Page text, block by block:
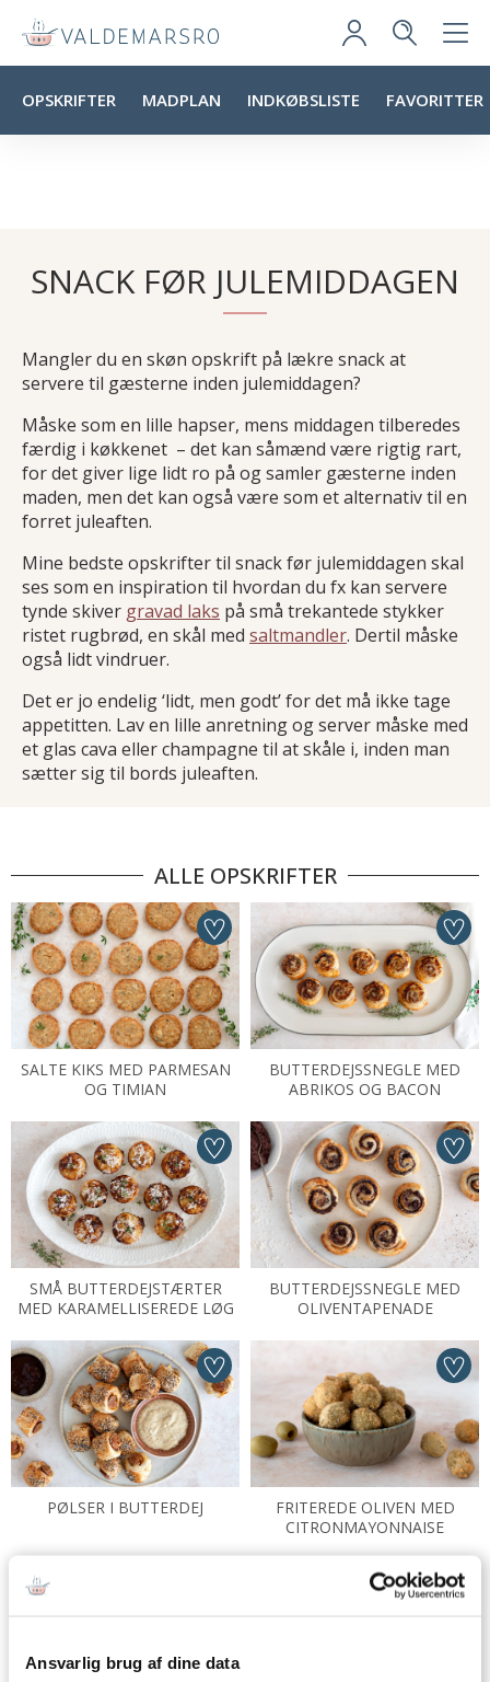
Ansvarlig brug af dine data
OPSKRIFTER MADPLAN INDKØBSLISTE FAVORITTER
SNACK FØR JULEMIDDAGEN
Mangler du en skøn opskrift på lækre snack at
servere til gæsterne inden julemiddagen?
Måske som en lille hapser, mens middagen tilberedes
færdig i køkkenet – det kan såmænd være rigtig rart,
for det giver lige lidt ro på og samler gæsterne inden
maden, men det kan også være som et alternativ til en
forret juleaften.
Mine bedste opskrifter til snack før julemiddagen skal
ses som en inspiration til hvordan du fx kan servere
tynde skiver gravad laks på små trekantede stykker
ristet rugbrød, en skål med saltmandler. Dertil måske
også lidt vindruer.
Det er jo endelig ‘lidt, men godt’ for det må ikke tage
appetitten. Lav en lille anretning og server måske med
et glas cava eller champagne til at skåle i, inden man
sætter sig til bords juleaften.
ALLE OPSKRIFTER
SALTE KIKS MED PARMESAN
OG TIMIAN
BUTTERDEJSSNEGLE MED
ABRIKOS OG BACON
SMÅ BUTTERDEJSTÆRTER
MED KARAMELLISEREDE LØG
BUTTERDEJSSNEGLE MED
OLIVENTAPENADE
PØLSER I BUTTERDEJ
FRITEREDE OLIVEN MED
CITRONMAYONNAISE